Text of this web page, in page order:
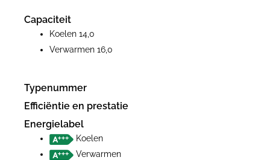
verbindingstuk
bedrade
aantal
Capaciteit
Koelen 14,0
Verwarmen 16,0
Typenummer
Efficiëntie en prestatie
Energielabel
Koelen
Verwarmen